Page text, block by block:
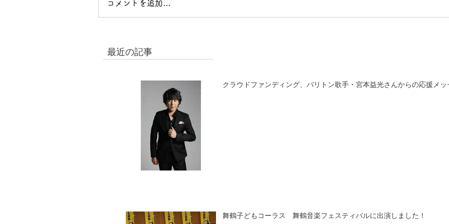
コメントを追加…
最近の記事
クラウドファンディング、バリトン歌手・宮本益光さんからの応援メッ
舞鶴子どもコーラス 舞鶴音楽フェスティバルに出演しました！